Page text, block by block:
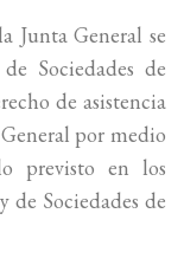
Junta General se
Sociedades de
de asistencia
por medio
previsto en los
de Sociedades de